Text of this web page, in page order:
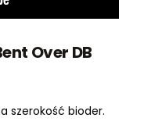
Over DB
szerokość bioder.